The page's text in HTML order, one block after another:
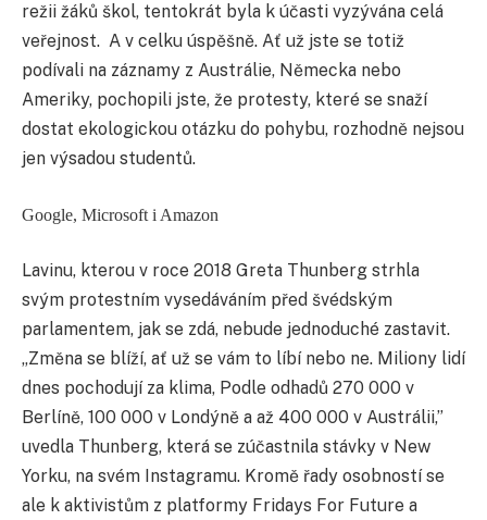
režii žáků škol, tentokrát byla k účasti vyzývána celá
veřejnost. A v celku úspěšně. Ať už jste se totiž
podívali na záznamy z Austrálie, Německa nebo
Ameriky, pochopili jste, že protesty, které se snaží
dostat ekologickou otázku do pohybu, rozhodně nejsou
jen výsadou studentů.
Google, Microsoft i Amazon
Lavinu, kterou v roce 2018 Greta Thunberg strhla
svým protestním vysedáváním před švédským
parlamentem, jak se zdá, nebude jednoduché zastavit.
„Změna se blíží, ať už se vám to líbí nebo ne. Miliony lidí
dnes pochodují za klima, Podle odhadů 270 000 v
Berlíně, 100 000 v Londýně a až 400 000 v Austrálii,”
uvedla Thunberg, která se zúčastnila stávky v New
Yorku, na svém Instagramu. Kromě řady osobností se
ale k aktivistům z platformy Fridays For Future a